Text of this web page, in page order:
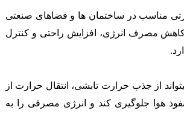
مناسب در ساختمان ها و فضاهای صنعتی
کاهش مصرف انرژی، افزایش راحتی و کنترل
از جذب حرارت تابشی، انتقال حرارت از
نفوذ هوا جلوگیری کند و انرژی مصرفی را به